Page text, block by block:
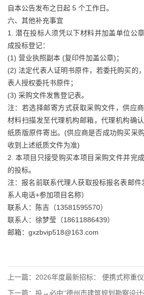
自本公告发布之日起 5 个工作日。
六、其他补充事宜
1. 潜在投标人须凭以下材料并加盖单位公
成投标登记：
(1) 营业执照副本 (复印件加盖公章)；
(2) 法定代表人证明书原件，若委托购买的
表人授权委托书原件；
(3) 采购文件发售登记表。
注：若选择邮寄方式获取采购文件，供应
材料扫描发至代理机构邮箱，代理机构确
纸质版原件寄出。(供应商是否成功购买采
收到上述纸质文件为准)
2. 本项目只接受购买本项目采购文件并完
的投标。
注：报名前联系代理人获取投标报名表邮
系人电话+参加项目名称）
联系人：陈吉（13581595570）
联系人：徐梦莹（18611886439）
邮箱：gxzbvip518@163.com
上一篇： 2026年度最新招标： 便携式称重仪采购
下一篇： 投→必中‘’德州市建筑规划勘察设计研究院